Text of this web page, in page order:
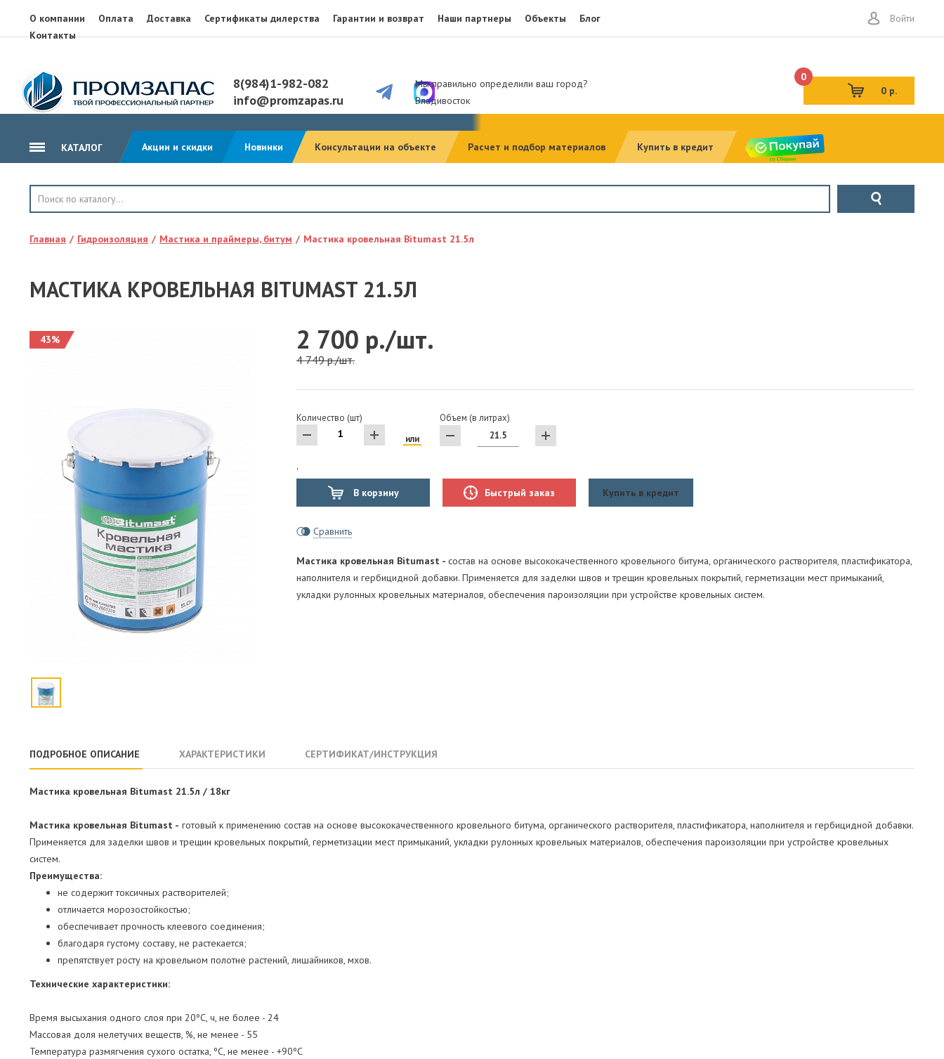
О компании Оплата Доставка Сертификаты дилерства Гарантии и возврат Наши партнеры Объекты
Блог
Контакты
Войти
8(984)1-982-082
info@promzapas.ru
Мы правильно определили ваш город?
Владивосток
0
0 р.
КАТАЛОГ Акции и скидки Новинки Консультации на объекте Расчет и подбор материалов Купить в кредит
ГИДРОИЗОЛЯЦИЯ
ТЕПЛОИЗОЛЯЦИЯ
КЛЕЙ, ПЕНА, ГЕРМЕТИКИ
ПАРОИЗОЛЯЦИЯ И ГИДРОВЕТРОЗАЩИТА
ГИДРОШПОНКИ
Главная Гидроизоляция Мастика и праймеры, битум Мастика кровельная Bitumast 21.5л
МАСТИКА КРОВЕЛЬНАЯ BITUMAST 21.5Л
43% 2 700 р./шт.
4 749 р./шт.
Количество (шт)
или
Объем (в литрах)
'
В корзину Быстрый заказ Купить в кредит
Сравнить
Мастика кровельная Bitumast - состав на основе высококачественного кровельного битума, органического растворителя, пластификатора,
наполнителя и гербицидной добавки. Применяется для заделки швов и трещин кровельных покрытий, герметизации мест примыканий,
укладки рулонных кровельных материалов, обеспечения пароизоляции при устройстве кровельных систем.
ПОДРОБНОЕ ОПИСАНИЕ ХАРАКТЕРИСТИКИ СЕРТИФИКАТ/ИНСТРУКЦИЯ
Мастика кровельная Bitumast 21.5л / 18кг
Мастика кровельная Bitumast - готовый к применению состав на основе высококачественного кровельного битума, органического растворителя, пластификатора, наполнителя и гербицидной добавки.
Применяется для заделки швов и трещин кровельных покрытий, герметизации мест примыканий, укладки рулонных кровельных материалов, обеспечения пароизоляции при устройстве кровельных
систем.
Преимущества:
не содержит токсичных растворителей;
отличается морозостойкостью;
обеспечивает прочность клеевого соединения;
благодаря густому составу, не растекается;
препятствует росту на кровельном полотне растений, лишайников, мхов.
Технические характеристики:
Время высыхания одного слоя при 20ºС, ч, не более - 24
Массовая доля нелетучих веществ, %, не менее - 55
Температура размягчения сухого остатка, ºС, не менее - +90ºС